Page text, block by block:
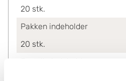
20 stk.
Pakken indeholder
20 stk.